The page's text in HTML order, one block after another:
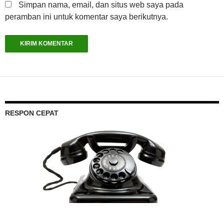
Simpan nama, email, dan situs web saya pada
peramban ini untuk komentar saya berikutnya.
RESPON CEPAT